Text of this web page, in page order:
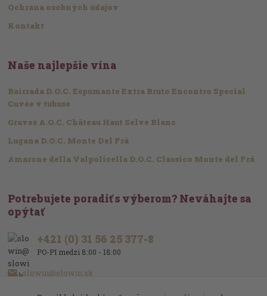
Ochrana osobných údajov
Kontakt
Naše najlepšie vína
Bairrada D.O.C. Espumante Extra Bruto Encontro Special
Cuvée v tubuse
Graves A.O.C. Château Haut Selve Blanc
Lugana D.O.C. Monte Del Frá
Amarone della Valpolicella D.O.C. Classico Monte del Frá
Potrebujete poradiť s výberom? Neváhajte sa
opýtať
+421 (0) 31 56 25 377-8
PO-PI medzi 8:00 - 18:00
slowin@slowin.sk